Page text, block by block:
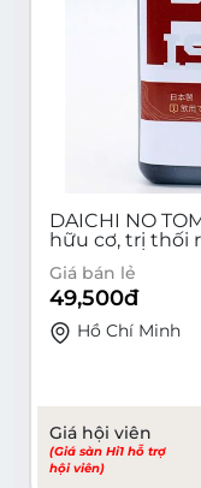
DAICHI NO
hữu cơ, trị thối
Giá bán lẻ
49,500đ
Hồ Chí Minh
Giá hội viên
(Giá sàn Hi1 hỗ trợ
hội viên)